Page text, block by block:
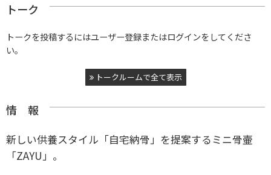
トーク
トークを投稿するにはユーザー登録またはログインをしてくださ
い。
トークルームで全て表示
情 報
新しい供養スタイル「自宅納骨」を提案するミニ骨壷
「ZAYU」。